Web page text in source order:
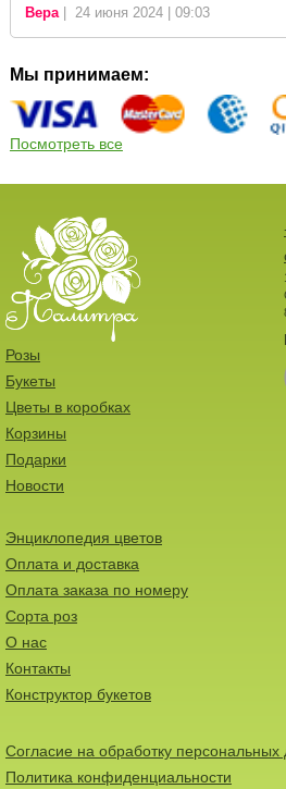
Вера| 24 июня 2024 | 09:03
Мы принимаем:
Посмотреть все
Розы
Букеты
Цветы в коробках
Корзины
Подарки
Новости
Энциклопедия цветов
Оплата и доставка
Оплата заказа по номеру
Сорта роз
О нас
Контакты
Конструктор букетов
Согласие на обработку персональных
Политика конфиденциальности